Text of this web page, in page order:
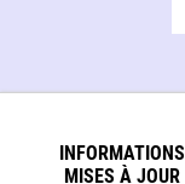
INFORMATIONS
MISES À JOUR